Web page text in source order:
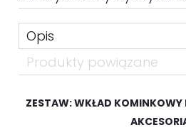
Opis
Produkty powiązane
ZESTAW: WKŁAD KOMINKOWY